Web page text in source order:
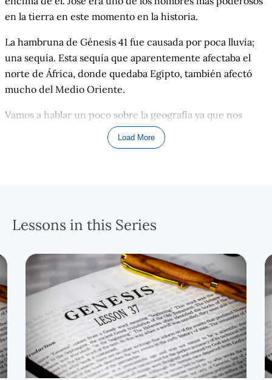
en la tierra en este momento en la historia.
La hambruna de Génesis 41 fue causada por poca lluvia;
una sequía. Esta sequía que aparentemente afectaba el
norte de África, donde quedaba Egipto, también afectó
mucho del Medio Oriente.
Vamos a hablar un poco sobre la geografía ya que nos
ayuda a entender la situación en general de esta sección
de la Torá, y nos explica por qué muchas cosas sucedieron
pudiésemos pensar. Egipto era referido como Egipto
Superior y Egipto Inferior; interesantemente Egipto
bien, esto es porque el Rio Nilo corre del sur al norte…
corre de Egipto Superior a Egipto Inferior. Y, esto ayuda a
explicar porque el sur de Egipto se llama Superior.
Obviamente, el agua corre cuesta abajo. Como podemos
ver, la parte ﬁnal del sur de Egipto está en una elevación
un poco más alta que la parte ﬁnal del norte; por lo tanto,
como todos sabemos que un rio corre de ARRIBA hacia
ABAJO, la parte ﬁnal del sur del Rio se llama superior, y la
Load More
Lessons in this Series